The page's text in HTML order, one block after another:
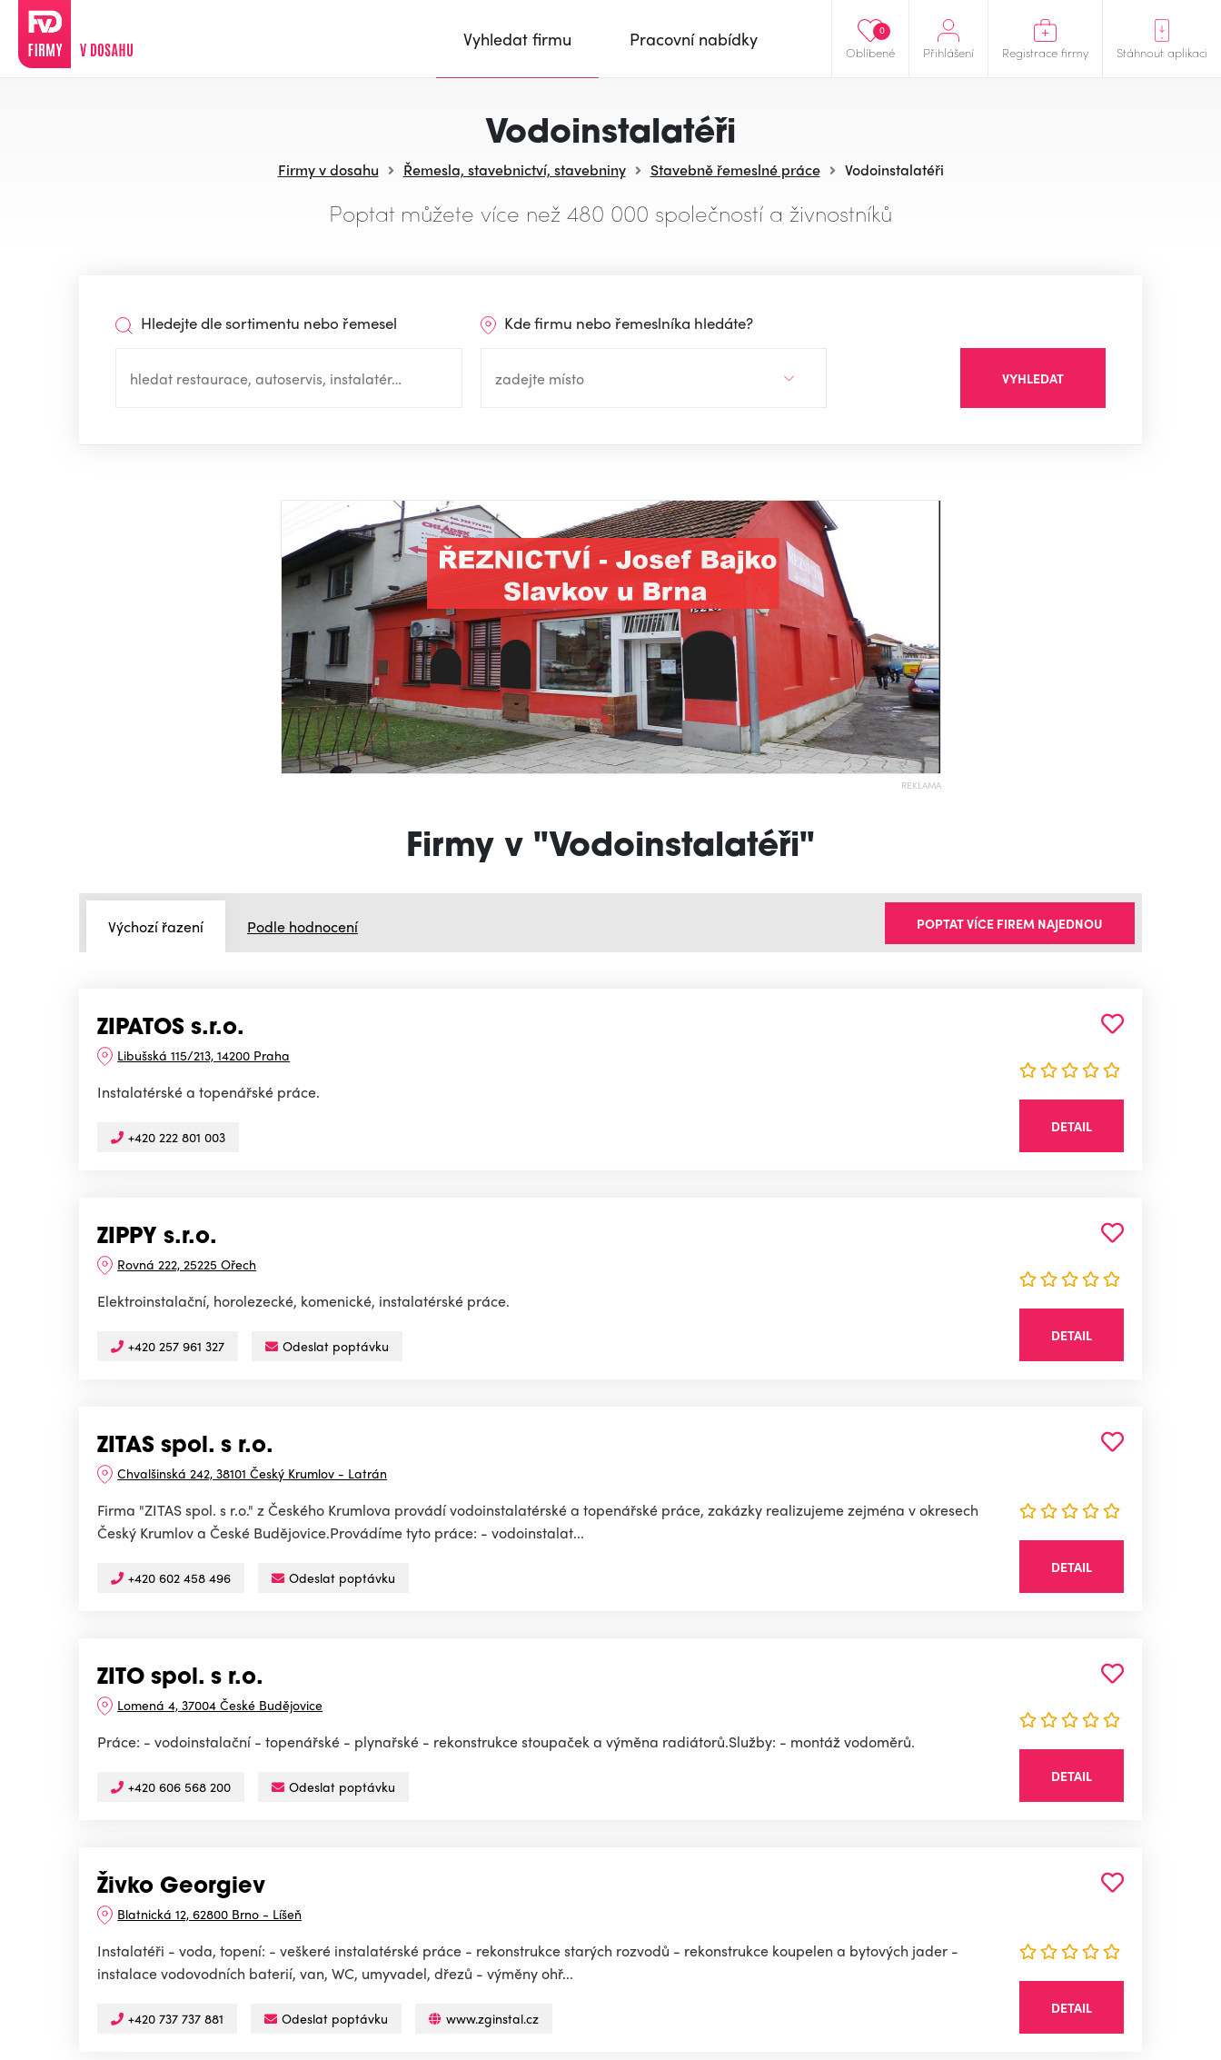
Oblíbené
0
Přihlášení Registrace firmy Stáhnout aplikaci
Vyhledat firmu Pracovní nabídky
Vodoinstalatéři
Firmy v dosahu Řemesla, stavebnictví, stavebniny Stavebně řemeslné práce Vodoinstalatéři
Poptat můžete více než 480 000 společností a živnostníků
Hledejte dle sortimentu nebo řemesel Kde firmu nebo řemeslníka hledáte?
VYHLEDAT
REKLAMA
Firmy v "Vodoinstalatéři"
Výchozí řazení Podle hodnocení POPTAT VÍCE FIREM NAJEDNOU
ZIPATOS s.r.o.
Libušská 115/213, 14200 Praha
Instalatérské a topenářské práce.
+420 222 801 003
DETAIL
ZIPPY s.r.o.
Rovná 222, 25225 Ořech
Elektroinstalační, horolezecké, komenické, instalatérské práce.
+420 257 961 327 Odeslat poptávku
DETAIL
ZITAS spol. s r.o.
Chvalšinská 242, 38101 Český Krumlov - Latrán
Firma "ZITAS spol. s r.o." z Českého Krumlova provádí vodoinstalatérské a topenářské práce, zakázky realizujeme zejména v okresech
Český Krumlov a České Budějovice.Provádíme tyto práce: - vodoinstalat...
+420 602 458 496 Odeslat poptávku
DETAIL
ZITO spol. s r.o.
Lomená 4, 37004 České Budějovice
Práce: - vodoinstalační - topenářské - plynařské - rekonstrukce stoupaček a výměna radiátorů.Služby: - montáž vodoměrů.
+420 606 568 200 Odeslat poptávku
DETAIL
Živko Georgiev
Blatnická 12, 62800 Brno - Líšeň
Instalatéři - voda, topení: - veškeré instalatérské práce - rekonstrukce starých rozvodů - rekonstrukce koupelen a bytových jader -
instalace vodovodních baterií, van, WC, umyvadel, dřezů - výměny ohř...
+420 737 737 881 Odeslat poptávku www.zginstal.cz
DETAIL